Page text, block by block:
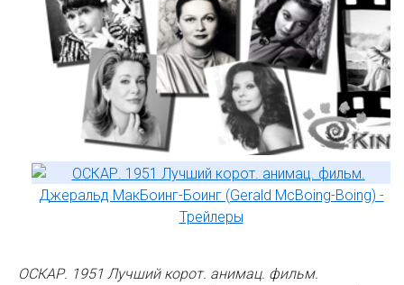
ОСКАР. 1951 Лучший корот. анимац. фильм.